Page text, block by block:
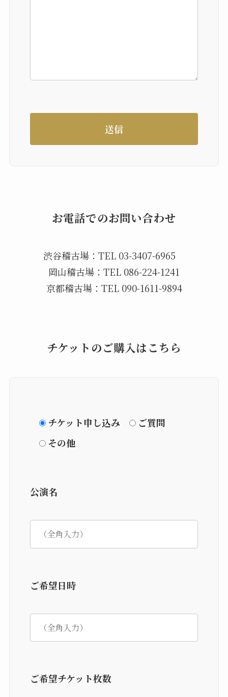
お電話でのお問い合わせ
渋谷稽古場：TEL 03-3407-6965
岡山稽古場：TEL 086-224-1241
京都稽古場：TEL 090-1611-9894
チケットのご購入はこちら
チケット申し込み
ご質問
その他
公演名
ご希望日時
ご希望チケット枚数